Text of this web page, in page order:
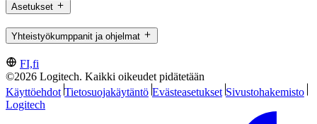
Asetukset
Yhteistyökumppanit ja ohjelmat
FI,fi
©2026 Logitech. Kaikki oikeudet pidätetään
Käyttöehdot Tietosuojakäytäntö Evästeasetukset Sivustohakemisto
Logitech